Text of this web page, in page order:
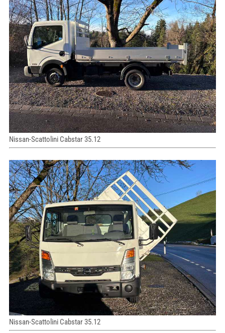
Nissan-Scattolini Cabstar 35.12
Nissan-Scattolini Cabstar 35.12